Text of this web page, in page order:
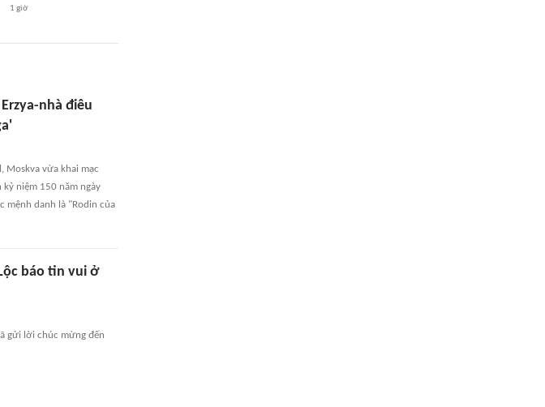
1 giờ
nhà điêu
Moskva vừa khai mạc
kỷ niệm 150 năm ngày
mệnh danh là "Rodin của
báo tin vui ở
gửi lời chúc mừng đến